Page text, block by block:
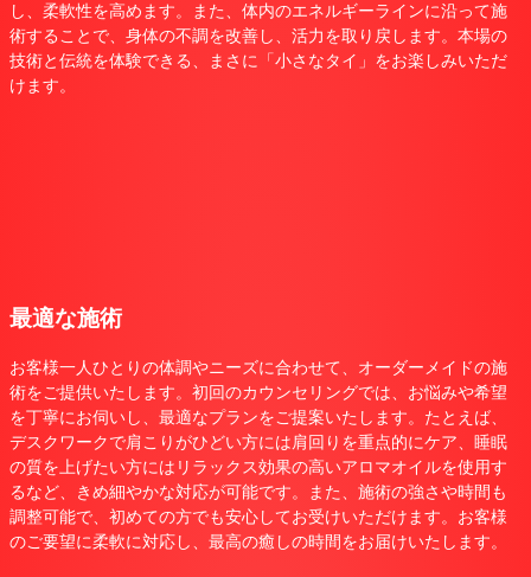
し、柔軟性を高めます。また、体内のエネルギーラインに沿って施
術することで、身体の不調を改善し、活力を取り戻します。本場の
技術と伝統を体験できる、まさに「小さなタイ」をお楽しみいただ
けます。
最適な施術
お客様一人ひとりの体調やニーズに合わせて、オーダーメイドの施
術をご提供いたします。初回のカウンセリングでは、お悩みや希望
を丁寧にお伺いし、最適なプランをご提案いたします。たとえば、
デスクワークで肩こりがひどい方には肩回りを重点的にケア、睡眠
の質を上げたい方にはリラックス効果の高いアロマオイルを使用す
るなど、きめ細やかな対応が可能です。また、施術の強さや時間も
調整可能で、初めての方でも安心してお受けいただけます。お客様
のご要望に柔軟に対応し、最高の癒しの時間をお届けいたします。